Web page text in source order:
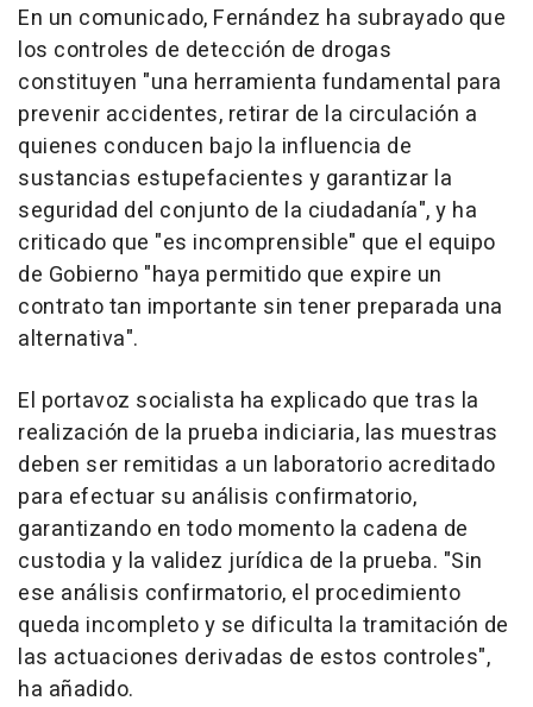
En un comunicado, Fernández ha subrayado que
los controles de detección de drogas
constituyen "una herramienta fundamental para
prevenir accidentes, retirar de la circulación a
quienes conducen bajo la influencia de
sustancias estupefacientes y garantizar la
seguridad del conjunto de la ciudadanía", y ha
criticado que "es incomprensible" que el equipo
de Gobierno "haya permitido que expire un
contrato tan importante sin tener preparada una
alternativa".
El portavoz socialista ha explicado que tras la
realización de la prueba indiciaria, las muestras
deben ser remitidas a un laboratorio acreditado
para efectuar su análisis confirmatorio,
garantizando en todo momento la cadena de
custodia y la validez jurídica de la prueba. "Sin
ese análisis confirmatorio, el procedimiento
queda incompleto y se dificulta la tramitación de
las actuaciones derivadas de estos controles",
ha añadido.